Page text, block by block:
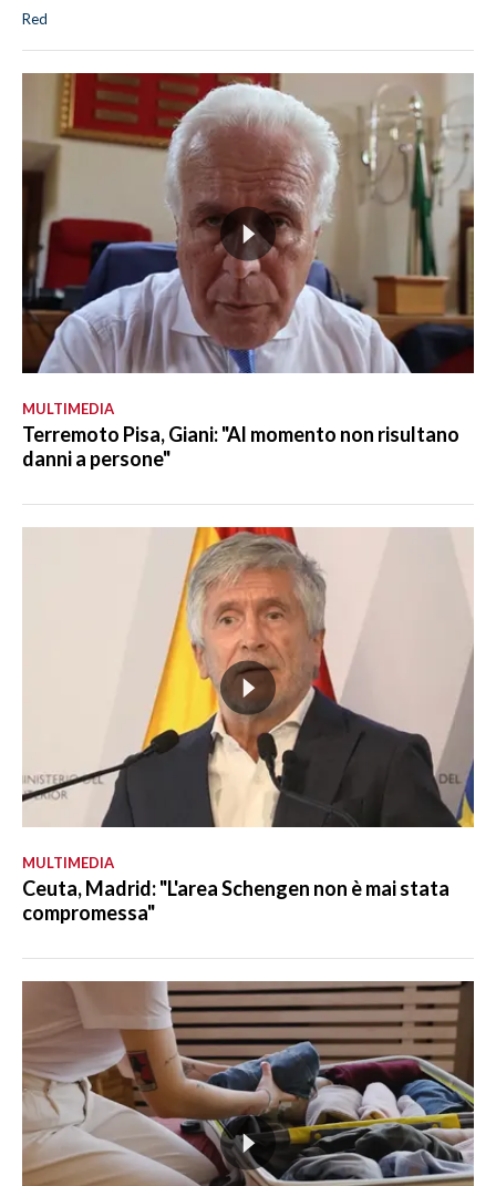
Red
MULTIMEDIA
Terremoto Pisa, Giani: "Al momento non risultano
danni a persone"
MULTIMEDIA
Ceuta, Madrid: "L'area Schengen non è mai stata
compromessa"